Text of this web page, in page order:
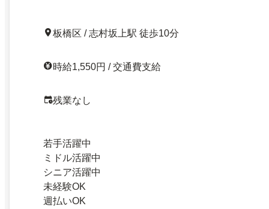
板橋区 / 志村坂上駅 徒歩10分
時給1,550円 / 交通費支給
残業なし
若手活躍中
ミドル活躍中
シニア活躍中
未経験OK
週払いOK